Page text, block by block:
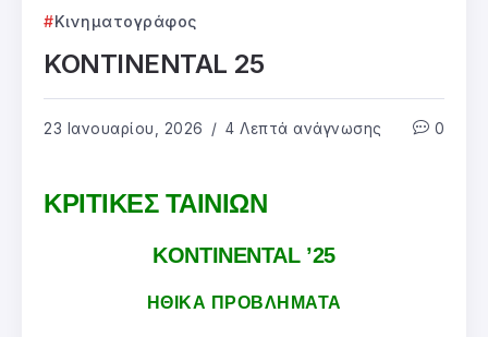
Κινηματογράφος
KONTINENTAL 25
23 Ιανουαρίου, 2026 4 Λεπτά ανάγνωσης 0
ΚΡΙΤΙΚΕΣ ΤΑΙΝΙΩΝ
KONTINENTAL ’25
ΗΘΙΚΑ ΠΡΟΒΛΗΜΑΤΑ